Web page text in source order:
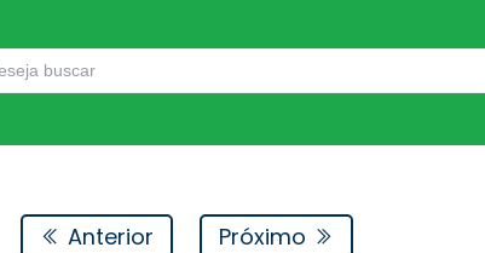
Anterior
Próximo